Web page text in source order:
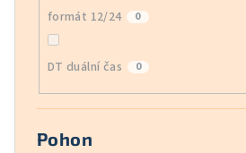
formát 12/24 0
DT duální čas 0
Pohon